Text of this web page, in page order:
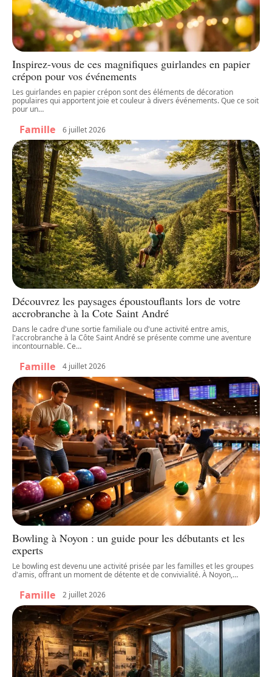
Inspirez-vous de ces magnifiques guirlandes en papier
crépon pour vos événements
Les guirlandes en papier crépon sont des éléments de décoration
populaires qui apportent joie et couleur à divers événements. Que ce soit
pour un…
Famille 6 juillet 2026
Découvrez les paysages époustouflants lors de votre
accrobranche à la Cote Saint André
Dans le cadre d'une sortie familiale ou d'une activité entre amis,
l'accrobranche à la Côte Saint André se présente comme une aventure
incontournable. Ce…
Famille 4 juillet 2026
Bowling à Noyon : un guide pour les débutants et les
experts
Le bowling est devenu une activité prisée par les familles et les groupes
d'amis, offrant un moment de détente et de convivialité. À Noyon,…
Famille 2 juillet 2026